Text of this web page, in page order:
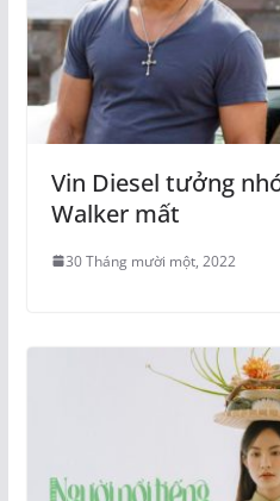
Vin Diesel tưởng
Walker mất
30 Tháng mười một, 2022